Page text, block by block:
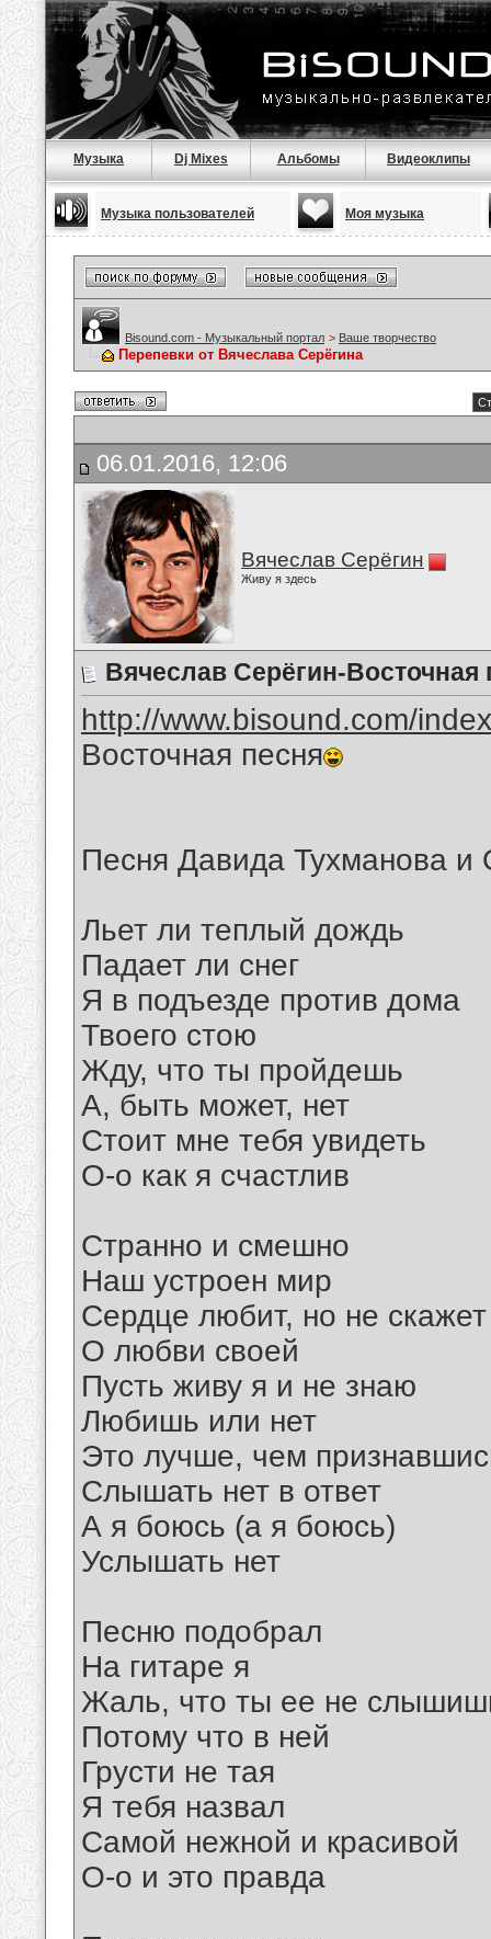
Музыка Dj Mixes Альбомы Видеоклипы
Музыка пользователей Моя музыка
Bisound.com - Музыкальный портал > Ваше творчество
Перепевки от Вячеслава Серёгина
06.01.2016, 12:06
Вячеслав Серёгин
Живу я здесь
Вячеслав Серёгин-Восточная
http://www.bisound.com/
Восточная песня
Песня Давида Тухманова и
Льет ли теплый дождь
Падает ли снег
Я в подъезде против дома
Твоего стою
Жду, что ты пройдешь
А, быть может, нет
Стоит мне тебя увидеть
О-о как я счастлив
Странно и смешно
Наш устроен мир
Сердце любит, но не скажет
О любви своей
Пусть живу я и не знаю
Любишь или нет
Это лучше, чем
Слышать нет в ответ
А я боюсь (а я боюсь)
Услышать нет
Песню подобрал
На гитаре я
Жаль, что ты ее не
Потому что в ней
Грусти не тая
Я тебя назвал
Самой нежной и красивой
О-о и это правда